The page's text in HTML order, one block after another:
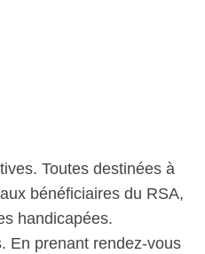
Toutes destinées à
bénéficiaires du RSA,
handicapées.
En prenant rendez-vous